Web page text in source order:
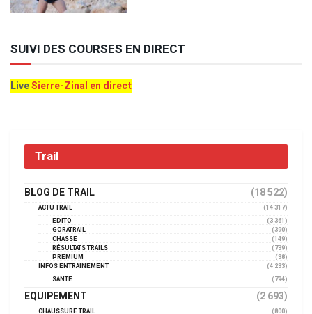
SUIVI DES COURSES EN DIRECT
LiveSierre-Zinal en direct
Trail
BLOG DE TRAIL (18 522)
ACTU TRAIL
(14 317)
EDITO
(3 361)
GORATRAIL
(390)
CHASSE
(149)
RÉSULTATS TRAILS
(739)
PREMIUM
(38)
INFOS ENTRAINEMENT
(4 233)
SANTÉ
(794)
EQUIPEMENT (2 693)
CHAUSSURE TRAIL (800)